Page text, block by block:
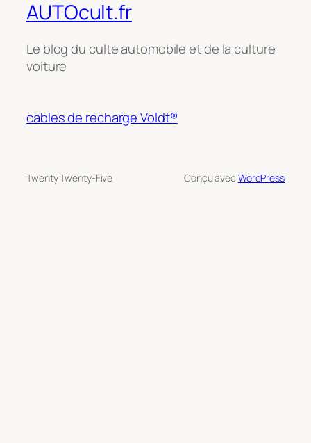
AUTOcult.fr
Le blog du culte automobile et de la culture
voiture
cables de recharge Voldt®
Twenty Twenty-Five Conçu avec WordPress